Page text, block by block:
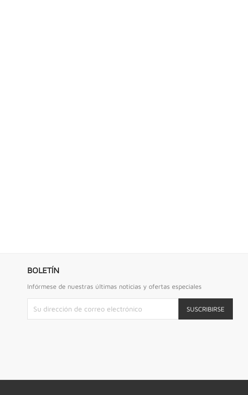
BOLETÍN
Infórmese de nuestras últimas noticias y ofertas especiales